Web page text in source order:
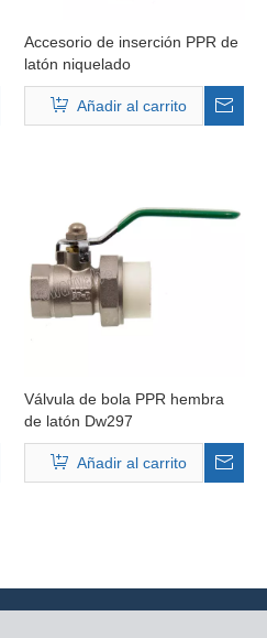
Accesorio de inserción PPR de
latón niquelado
Añadir al carrito
Válvula de bola PPR hembra
de latón Dw297
Añadir al carrito